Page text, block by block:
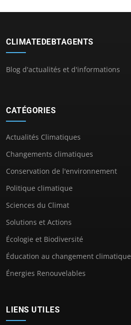
CLIMATEDEBTAGENTS
Blog d'actualités et d'informations
CATÉGORIES
Actualités Climatiques
Changements climatiques
Conservation de l'environnement
Politique climatique
Sciences du Climat
Solutions et Actions
Écologie et Biodiversité
Éducation au changement climatique
Énergies Renouvelables
LIENS UTILES